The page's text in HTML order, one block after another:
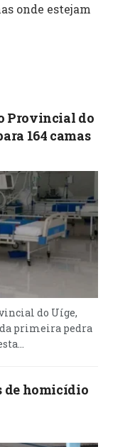
onde estejam
Provincial do
164 camas
do Uíge,
primeira pedra
de homicídio